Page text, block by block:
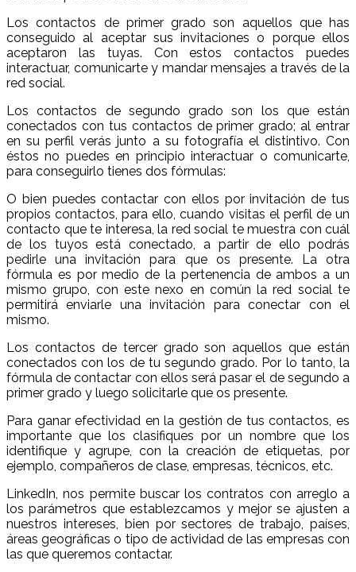
Los contactos de primer grado son aquellos que has
conseguido al aceptar sus invitaciones o porque ellos
aceptaron las tuyas. Con estos contactos puedes
interactuar, comunicarte y mandar mensajes a través de la
red social.
Los contactos de segundo grado son los que están
conectados con tus contactos de primer grado; al entrar
en su perfil verás junto a su fotografía el distintivo. Con
éstos no puedes en principio interactuar o comunicarte,
para conseguirlo tienes dos fórmulas:
O bien puedes contactar con ellos por invitación de tus
propios contactos, para ello, cuando visitas el perfil de un
contacto que te interesa, la red social te muestra con cuál
de los tuyos está conectado, a partir de ello podrás
pedirle una invitación para que os presente. La otra
fórmula es por medio de la pertenencia de ambos a un
mismo grupo, con este nexo en común la red social te
permitirá enviarle una invitación para conectar con el
mismo.
Los contactos de tercer grado son aquellos que están
conectados con los de tu segundo grado. Por lo tanto, la
fórmula de contactar con ellos será pasar el de segundo a
primer grado y luego solicitarle que os presente.
Para ganar efectividad en la gestión de tus contactos, es
importante que los clasifiques por un nombre que los
identifique y agrupe, con la creación de etiquetas, por
ejemplo, compañeros de clase, empresas, técnicos, etc.
LinkedIn, nos permite buscar los contratos con arreglo a
los parámetros que establezcamos y mejor se ajusten a
nuestros intereses, bien por sectores de trabajo, países,
áreas geográficas o tipo de actividad de las empresas con
las que queremos contactar.